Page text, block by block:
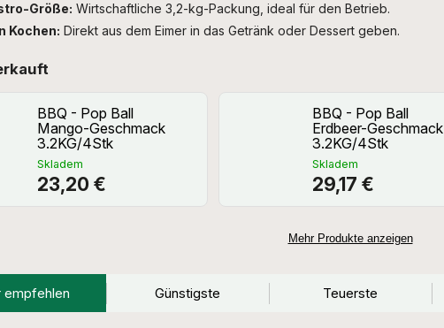
Größe: Wirtschaftliche 3,2-kg-Packung, ideal für den Betrieb.
Kochen: Direkt aus dem Eimer in das Getränk oder Dessert geben.
BBQ - Pop Ball
Mango-Geschmack
3.2KG/4Stk
Skladem
23,20 €
BBQ - Pop Ball
Erdbeer-Geschmack
3.2KG/4Stk
Skladem
29,17 €
Mehr Produkte anzeigen
empfehlen Günstigste Teuerste